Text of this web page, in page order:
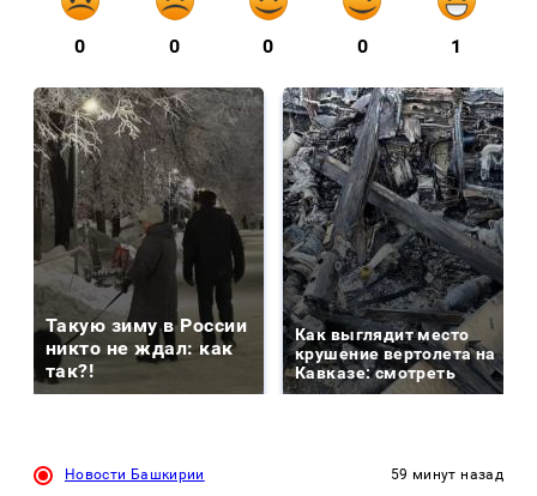
0 0 0 0 1
Такую зиму в России
никто не ждал: как
так?!
Как выглядит место
крушение вертолета на
Кавказе: смотреть
Новости Башкирии 59 минут назад